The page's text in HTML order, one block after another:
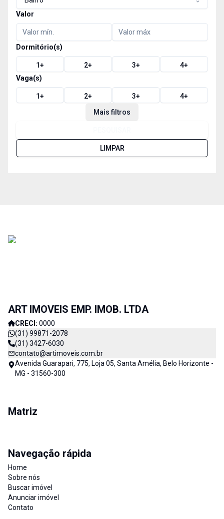
Valor
Dormitório(s)
1+ 2+ 3+ 4+
Vaga(s)
1+ 2+ 3+ 4+
Mais filtros
LIMPAR
ART IMOVEIS EMP. IMOB. LTDA
CRECI: 0000
(31) 99871-2078
(31) 3427-6030
contato@artimoveis.com.br
Avenida Guarapari, 775, Loja 05, Santa Amélia, Belo Horizonte -
MG - 31560-300
Matriz
Navegação rápida
Home
Sobre nós
Buscar imóvel
Anunciar imóvel
Contato